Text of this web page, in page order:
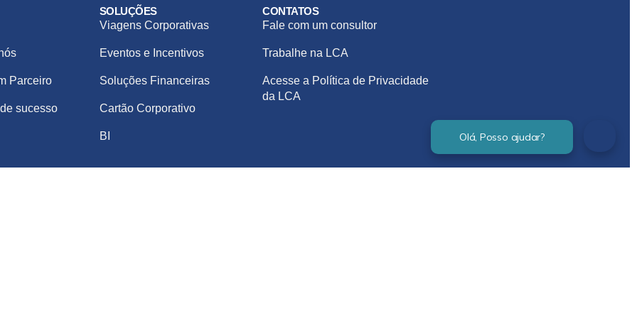
Parceiro
sucesso
SOLUÇÕES
Viagens Corporativas
Eventos e Incentivos
Soluções Financeiras
Cartão Corporativo
BI
CONTATOS
Fale com um consultor
Trabalhe na LCA
Acesse a Política de Privacidade
da LCA